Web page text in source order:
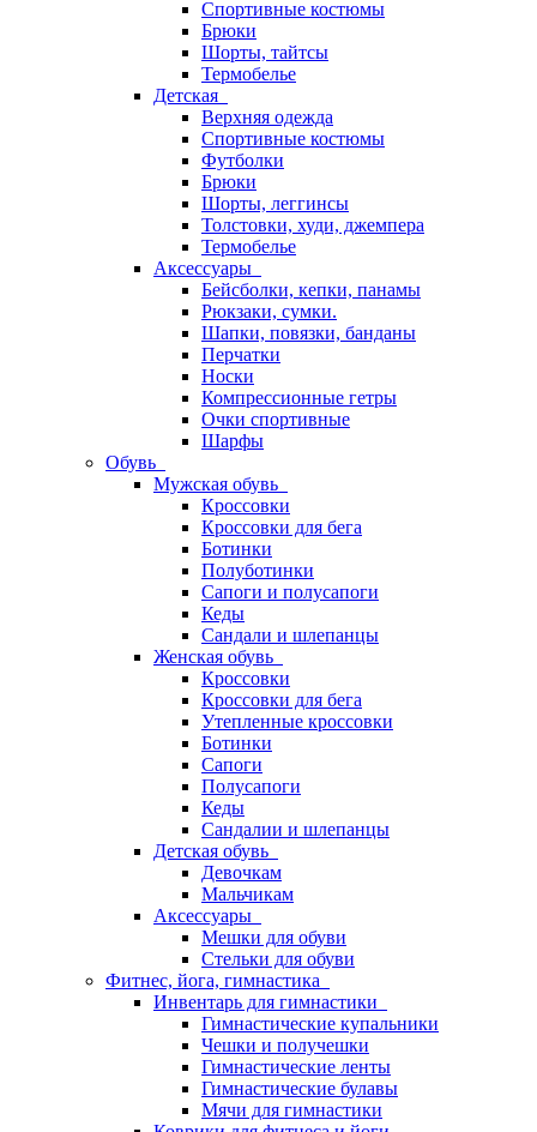
Спортивные костюмы
Брюки
Шорты, тайтсы
Термобелье
Детская
Верхняя одежда
Спортивные костюмы
Футболки
Брюки
Шорты, леггинсы
Толстовки, худи, джемпера
Термобелье
Аксессуары
Бейсболки, кепки, панамы
Рюкзаки, сумки.
Шапки, повязки, банданы
Перчатки
Носки
Компрессионные гетры
Очки спортивные
Шарфы
Обувь
Мужская обувь
Кроссовки
Кроссовки для бега
Ботинки
Полуботинки
Сапоги и полусапоги
Кеды
Сандали и шлепанцы
Женская обувь
Кроссовки
Кроссовки для бега
Утепленные кроссовки
Ботинки
Сапоги
Полусапоги
Кеды
Сандалии и шлепанцы
Детская обувь
Девочкам
Мальчикам
Аксессуары
Мешки для обуви
Стельки для обуви
Фитнес, йога, гимнастика
Инвентарь для гимнастики
Гимнастические купальники
Чешки и получешки
Гимнастические ленты
Гимнастические булавы
Мячи для гимнастики